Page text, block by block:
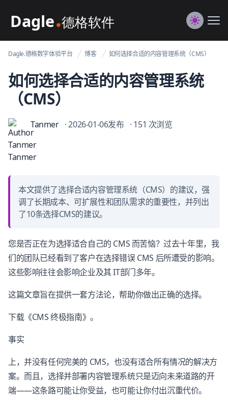
Dagle@数字体验管理
Switch
Dagle.德格数字体验平台 博客 如何选择合适的内容管理系统（CMS）
如何选择合适的内容管理系统
（CMS）
Tanmer · 2026-01-06发布 · 151 次浏览
本文提供了选择合适内容管理系统（CMS）的建议，强
调了长期成本、可扩展性和团队需求的重要性，并列出
了10条选择CMS的建议。
您是否正在为选择适合自己的 CMS 而苦恼？过去十年里，我
们的团队已经看到了客户在选择错误 CMS 后所遭受的影响。
这些影响往往会影响企业及其 IT部门多年。
这篇文章旨在提供一套方法论，帮助你做出正确的选择。
下载《CMS 终极指南》。
事实
上，并没有任何完美的 CMS，也没有适合所有情况的解决方
案。而且，选择并部署内容管理系统只是迈向未来道路的开
端——这条路可能让你受益，也可能让你付出沉重代价。